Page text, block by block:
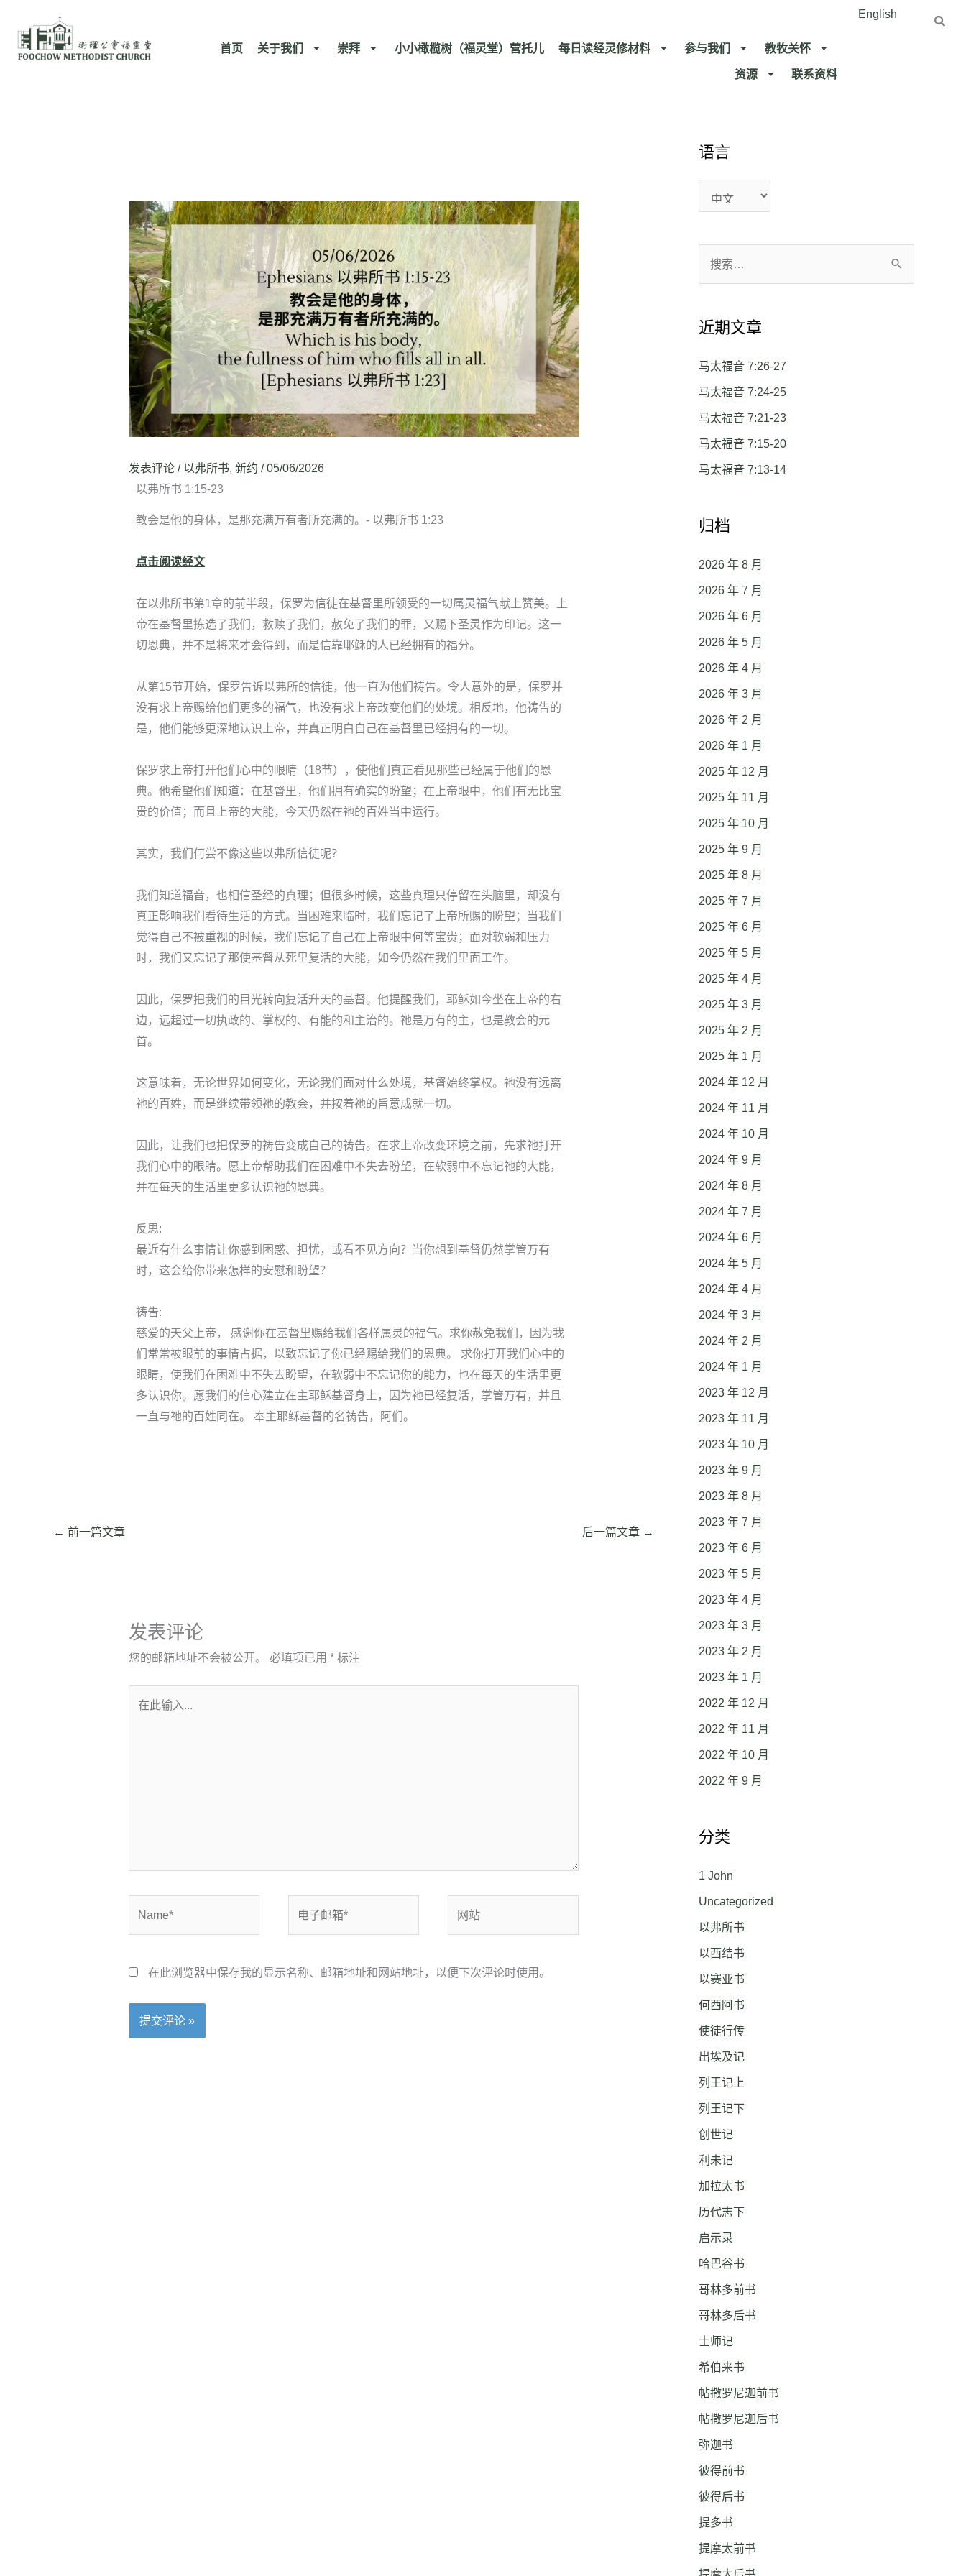
English
首页 关于我们 崇拜 小小橄榄树（福灵堂）营托儿 每日读经灵修材料 参与我们
教牧关怀​
资源
联系资料​
发表评论 / 以弗所书, 新约 /05/06/2026
以弗所书 1:15-23
教会是他的身体，是那充满万有者所充满的。- 以弗所书 1:23
点击阅读经文
在以弗所书第1章的前半段，保罗为信徒在基督里所领受的一切属灵福气献上赞美。上
帝在基督里拣选了我们，救赎了我们，赦免了我们的罪，又赐下圣灵作为印记。这一
切恩典，并不是将来才会得到，而是信靠耶稣的人已经拥有的福分。
从第15节开始，保罗告诉以弗所的信徒，他一直为他们祷告。令人意外的是，保罗并
没有求上帝赐给他们更多的福气，也没有求上帝改变他们的处境。相反地，他祷告的
是，他们能够更深地认识上帝，并真正明白自己在基督里已经拥有的一切。
保罗求上帝打开他们心中的眼睛（18节），使他们真正看见那些已经属于他们的恩
典。他希望他们知道：在基督里，他们拥有确实的盼望；在上帝眼中，他们有无比宝
贵的价值；而且上帝的大能，今天仍然在祂的百姓当中运行。
其实，我们何尝不像这些以弗所信徒呢？
我们知道福音，也相信圣经的真理；但很多时候，这些真理只停留在头脑里，却没有
真正影响我们看待生活的方式。当困难来临时，我们忘记了上帝所赐的盼望；当我们
觉得自己不被重视的时候，我们忘记了自己在上帝眼中何等宝贵；面对软弱和压力
时，我们又忘记了那使基督从死里复活的大能，如今仍然在我们里面工作。
因此，保罗把我们的目光转向复活升天的基督。他提醒我们，耶稣如今坐在上帝的右
边，远超过一切执政的、掌权的、有能的和主治的。祂是万有的主，也是教会的元
首。
这意味着，无论世界如何变化，无论我们面对什么处境，基督始终掌权。祂没有远离
祂的百姓，而是继续带领祂的教会，并按着祂的旨意成就一切。
因此，让我们也把保罗的祷告变成自己的祷告。在求上帝改变环境之前，先求祂打开
我们心中的眼睛。愿上帝帮助我们在困难中不失去盼望，在软弱中不忘记祂的大能，
并在每天的生活里更多认识祂的恩典。
反思:
最近有什么事情让你感到困惑、担忧，或看不见方向？当你想到基督仍然掌管万有
时，这会给你带来怎样的安慰和盼望？
祷告:
慈爱的天父上帝， 感谢你在基督里赐给我们各样属灵的福气。求你赦免我们，因为我
们常常被眼前的事情占据，以致忘记了你已经赐给我们的恩典。 求你打开我们心中的
眼睛，使我们在困难中不失去盼望，在软弱中不忘记你的能力，也在每天的生活里更
多认识你。愿我们的信心建立在主耶稣基督身上，因为祂已经复活，掌管万有，并且
一直与祂的百姓同在。 奉主耶稣基督的名祷告，阿们。
← 前一篇文章 后一篇文章 →
发表评论
您的邮箱地址不会被公开。 必填项已用 *标注
箱
在此浏览器中保存我的显示名称、邮箱地址和网站地址，以便下次评论时使用。
语言
语
近期文章
马太福音 7:26-27
马太福音 7:24-25
马太福音 7:21-23
马太福音 7:15-20
马太福音 7:13-14
归档
2026 年 8 月
2026 年 7 月
2026 年 6 月
2026 年 5 月
2026 年 4 月
2026 年 3 月
2026 年 2 月
2026 年 1 月
2025 年 12 月
2025 年 11 月
2025 年 10 月
2025 年 9 月
2025 年 8 月
2025 年 7 月
2025 年 6 月
2025 年 5 月
2025 年 4 月
2025 年 3 月
2025 年 2 月
2025 年 1 月
2024 年 12 月
2024 年 11 月
2024 年 10 月
2024 年 9 月
2024 年 8 月
2024 年 7 月
2024 年 6 月
2024 年 5 月
2024 年 4 月
2024 年 3 月
2024 年 2 月
2024 年 1 月
2023 年 12 月
2023 年 11 月
2023 年 10 月
2023 年 9 月
2023 年 8 月
2023 年 7 月
2023 年 6 月
2023 年 5 月
2023 年 4 月
2023 年 3 月
2023 年 2 月
2023 年 1 月
2022 年 12 月
2022 年 11 月
2022 年 10 月
2022 年 9 月
分类
1 John
Uncategorized
以弗所书
以西结书
以赛亚书
何西阿书
使徒行传
出埃及记
列王记上
列王记下
创世记
利未记
加拉太书
历代志下
启示录
哈巴谷书
哥林多前书
哥林多后书
士师记
希伯来书
帖撒罗尼迦前书
帖撒罗尼迦后书
弥迦书
彼得前书
彼得后书
提多书
提摩太前书
语